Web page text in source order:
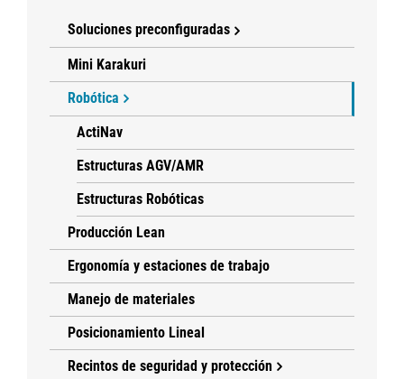
Soluciones preconfiguradas
Mini Karakuri
Robótica
ActiNav
Estructuras AGV/AMR
Estructuras Robóticas
Producción Lean
Ergonomía y estaciones de trabajo
Manejo de materiales
Posicionamiento Lineal
Recintos de seguridad y protección